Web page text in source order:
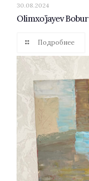
30.08.2024
Olimxo’jayev Bobur
Подробнее